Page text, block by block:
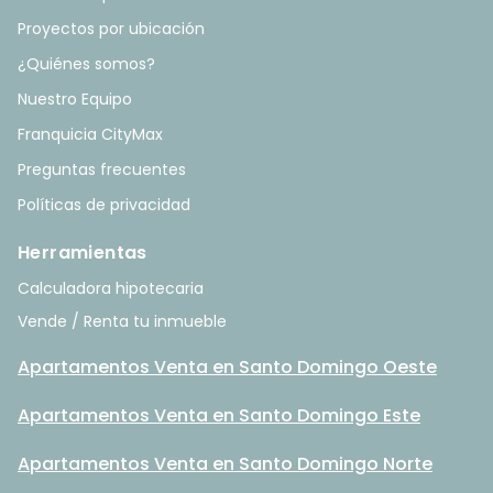
Proyectos por ubicación
¿Quiénes somos?
Nuestro Equipo
Franquicia CityMax
Preguntas frecuentes
Políticas de privacidad
Herramientas
Calculadora hipotecaria
Vende / Renta tu inmueble
Apartamentos Venta en Santo Domingo Oeste
Apartamentos Venta en Santo Domingo Este
Apartamentos Venta en Santo Domingo Norte